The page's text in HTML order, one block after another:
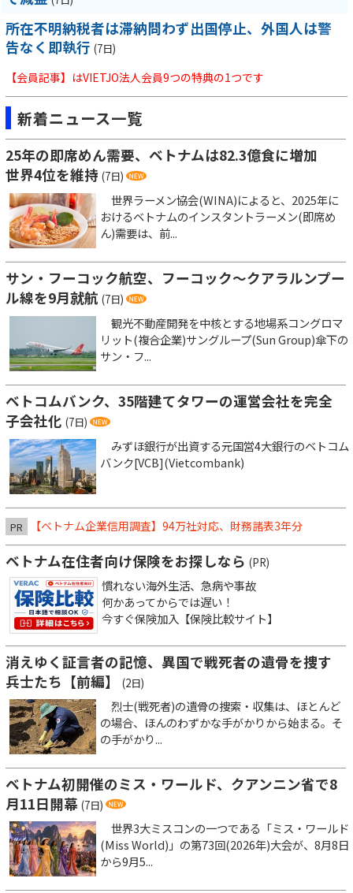
所在不明納税者は滞納問わず出国停止、外国人は警
告なく即執行 (7日)
【会員記事】はVIETJO法人会員9つの特典の1つです
新着ニュース一覧
25年の即席めん需要、ベトナムは82.3億食に増加
世界4位を維持 (7日)
世界ラーメン協会(WINA)によると、2025年に
おけるベトナムのインスタントラーメン(即席め
ん)需要は、前...
サン・フーコック航空、フーコック～クアラルンプー
ル線を9月就航 (7日)
観光不動産開発を中核とする地場系コングロマ
リット(複合企業)サングループ(Sun Group)傘下の
サン・フ...
ベトコムバンク、35階建てタワーの運営会社を完全
子会社化 (7日)
みずほ銀行が出資する元国営4大銀行のベトコム
バンク[VCB](Vietcombank)
PR 【ベトナム企業信用調査】94万社対応、財務諸表3年分
ベトナム在住者向け保険をお探しなら (PR)
慣れない海外生活、急病や事故
何かあってからでは遅い！
今すぐ保険加入【保険比較サイト】
消えゆく証言者の記憶、異国で戦死者の遺骨を捜す
兵士たち【前編】
(2日)
烈士(戦死者)の遺骨の捜索・収集は、ほとんど
の場合、ほんのわずかな手がかりから始まる。そ
の手がかり...
ベトナム初開催のミス・ワールド、クアンニン省で8
月11日開幕 (7日)
世界3大ミスコンの一つである「ミス・ワールド
(Miss World)」の第73回(2026年)大会が、8月8日
から9月5...